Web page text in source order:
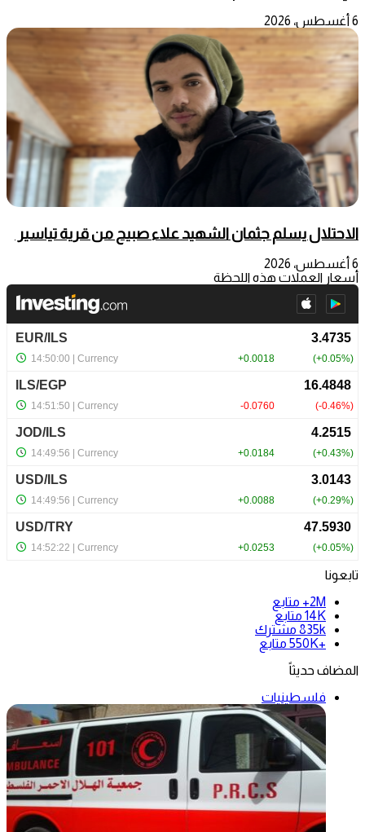
6 أغسطس، 2026
الاحتلال يسلم جثمان الشهيد علاء صبيح من قرية تياسير
6 أغسطس، 2026
أسعار العملات هذه اللحظة
تابعونا
2M+
متابع
14K متابع
835k مشترك
+550K
متابع
المضاف حديثاً
فلسطينيات